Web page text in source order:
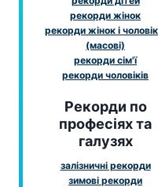
рекорди жінок
рекорди жінок і
(масові)
рекорди сім'ї
рекорди чоловіків
Рекорди по
професіях та
галузях
залізничні рекорди
зимові рекорди